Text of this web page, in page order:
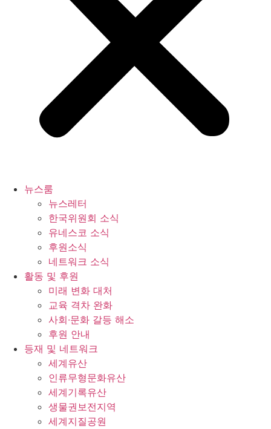
뉴스룸
뉴스레터
한국위원회 소식
유네스코 소식
후원소식
네트워크 소식
활동 및 후원
미래 변화 대처
교육 격차 완화
사회∙문화 갈등 해소
후원 안내
등재 및 네트워크
세계유산
인류무형문화유산
세계기록유산
생물권보전지역
세계지질공원